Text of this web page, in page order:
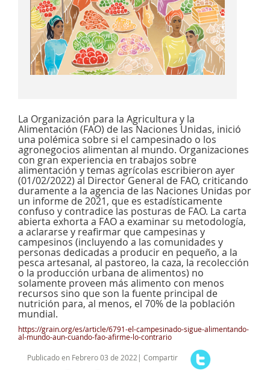
La Organización para la Agricultura y la
Alimentación (FAO) de las Naciones Unidas, inició
una polémica sobre si el campesinado o los
agronegocios alimentan al mundo. Organizaciones
con gran experiencia en trabajos sobre
alimentación y temas agrícolas escribieron ayer
(01/02/2022) al Director General de FAO, criticando
duramente a la agencia de las Naciones Unidas por
un informe de 2021, que es estadísticamente
confuso y contradice las posturas de FAO. La carta
abierta exhorta a FAO a examinar su metodología,
a aclararse y reafirmar que campesinas y
campesinos (incluyendo a las comunidades y
personas dedicadas a producir en pequeño, a la
pesca artesanal, al pastoreo, la caza, la recolección
o la producción urbana de alimentos) no
solamente proveen más alimento con menos
recursos sino que son la fuente principal de
nutrición para, al menos, el 70% de la población
mundial.
https://grain.org/es/article/6791-el-campesinado-sigue-alimentando-
al-mundo-aun-cuando-fao-afirme-lo-contrario
Publicado en Febrero 03 de 2022| Compartir